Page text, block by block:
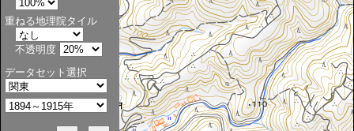
重ねる地理院タイル
不透明度
データセット選択